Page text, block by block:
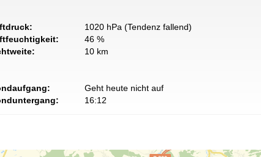
1020 hPa (Tendenz fallend)
46 %
10 km
Geht heute nicht auf
16:12